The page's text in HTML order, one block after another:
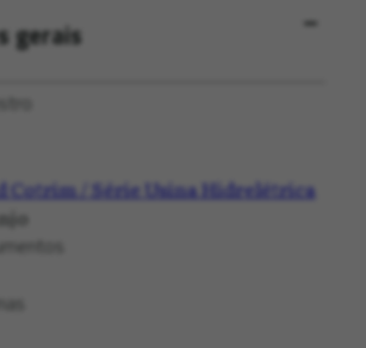
gerais
Cotrim / Série Usina Hidrelétrica